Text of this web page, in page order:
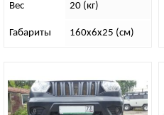
Вес 20 (кг)
Габариты 160х6х25 (см)